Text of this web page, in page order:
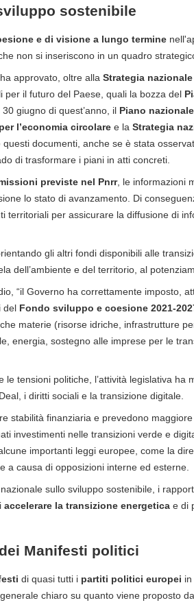
sostenibile
e di visione a lungo termine
non si inseriscono in un quadro
approvato, oltre alla Strategia
il futuro del Paese, quali la bozza del
giugno di quest’anno, il Piano
l’economia circolare e la Strategia
documenti, anche se è stata
di trasformare i piani in atti concreti.
previste nel Pnrr, le informazioni
lo stato di avanzamento. Di
territoriali per assicurare la diffusione di
gli altri fondi disponibili alle
dell’ambiente e del territorio, al
“il Governo ha correttamente imposto,
del Fondo sviluppo e coesione 2021-
materie (risorse idriche, infrastrutture
energia, sostegno alle imprese per le
le tensioni politiche, l’attività legislativa
i diritti sociali e la transizione digitale.
stabilità finanziaria e prevedono
investimenti nelle transizioni verde e
importanti leggi europee, come la
a causa di opposizioni interne ed esterne.
sullo sviluppo sostenibile, i
accelerare la transizione energetica e di
Manifesti politici
di quasi tutti i partiti politici europei
chiaro su quanto viene proposto